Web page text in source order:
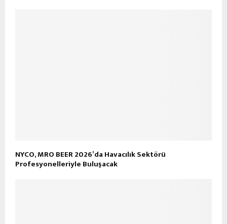
NYCO, MRO BEER 2026’da Havacılık Sektörü
Profesyonelleriyle Buluşacak